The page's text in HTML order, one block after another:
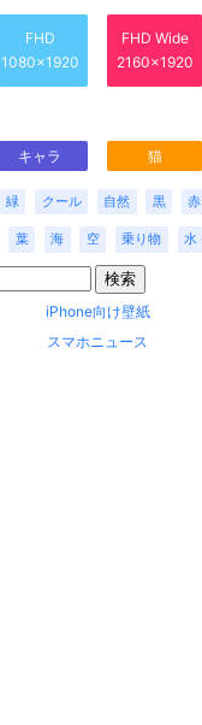
FHD
1080x1920
FHD Wide
2160x1920
キャラ 猫
緑 クール 自然 黒 赤
葉 海 空 乗り物 水
iPhone向け壁紙
スマホニュース